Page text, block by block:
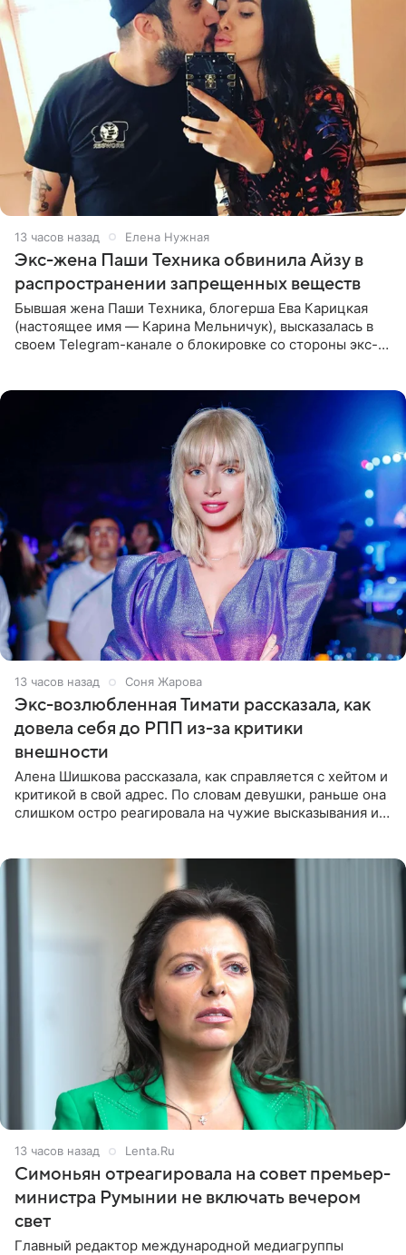
13 часов назад Елена Нужная
Экс-жена Паши Техника обвинила Айзу в
распространении запрещенных веществ
Бывшая жена Паши Техника, блогерша Ева Карицкая
(настоящее имя — Карина Мельничук), высказалась в
своем Telegram-канале о блокировке со стороны экс-
13 часов назад Соня Жарова
Экс-возлюбленная Тимати рассказала, как
довела себя до РПП из-за критики
внешности
Алена Шишкова рассказала, как справляется с хейтом и
критикой в свой адрес. По словам девушки, раньше она
слишком остро реагировала на чужие высказывания и
13 часов назад Lenta.Ru
Симоньян отреагировала на совет премьер-
министра Румынии не включать вечером
свет
Главный редактор международной медиагруппы